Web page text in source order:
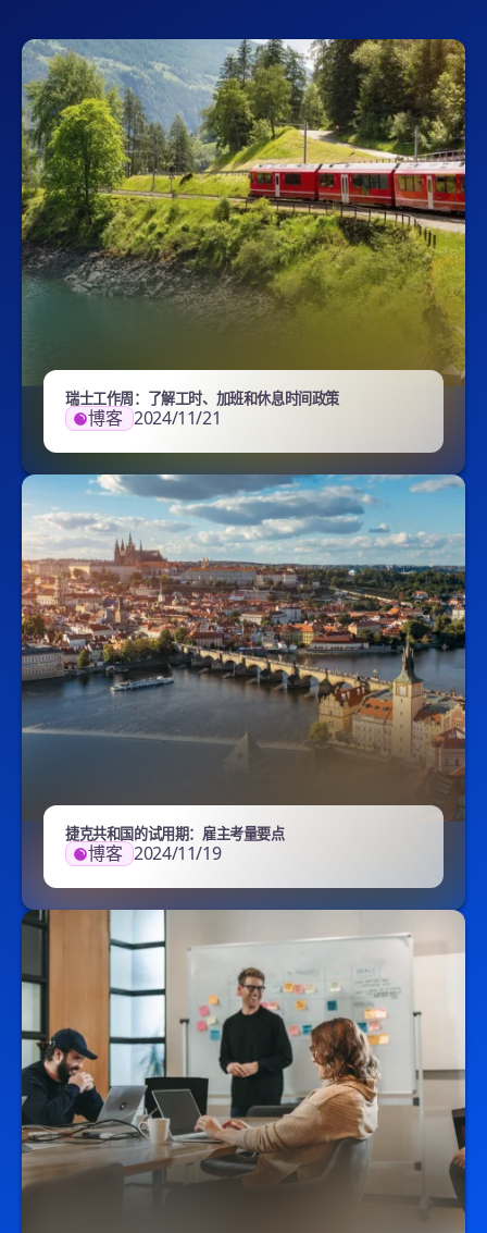
瑞士工作周：了解工时、加班和休息时间政策
博客 2024/11/21
捷克共和国的试用期：雇主考量要点
博客 2024/11/19